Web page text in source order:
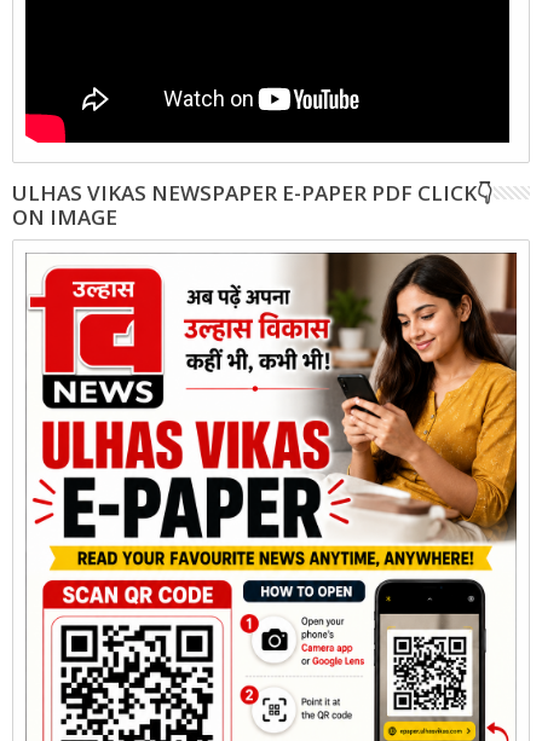
ULHAS VIKAS NEWSPAPER E-PAPER PDF CLICK👇
ON IMAGE